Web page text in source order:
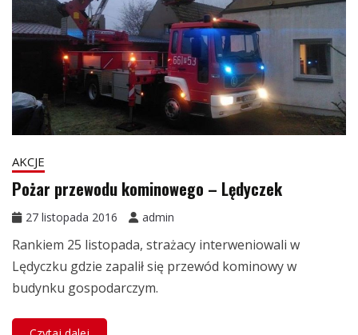
AKCJE
Pożar przewodu kominowego – Lędyczek
27 listopada 2016 admin
Rankiem 25 listopada, strażacy interweniowali w
Lędyczku gdzie zapalił się przewód kominowy w
budynku gospodarczym.